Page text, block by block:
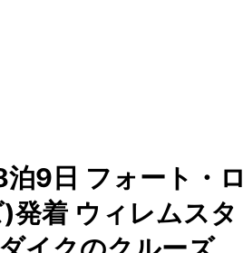
9日 フォート・ロ
発着 ウィレムスタ